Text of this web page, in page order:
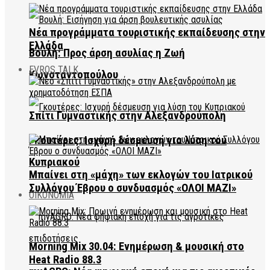
Βουλή: Προς άρση ασυλίας η Ζωή
Κωνσταντοπούλου
Γκουτέρες: Ισχυρή δέσμευση για λύση του
Κυπριακού
ΟΙΚΟΝΟΜΙΑ
Νέα προγράμματα τουριστικής εκπαίδευσης στην
Ελλάδα
EVROS TALK
Σπίτι Γυμναστικής στην Αλεξανδρούπολη
Μπαίνει στη «μάχη» των εκλογών του Ιατρικού
Συλλόγου Έβρου ο συνδυασμός «ΟΛΟΙ ΜΑΖΙ»
Morning Mix 30.04: Ενημέρωση & μουσική στο
Heat Radio 88.3